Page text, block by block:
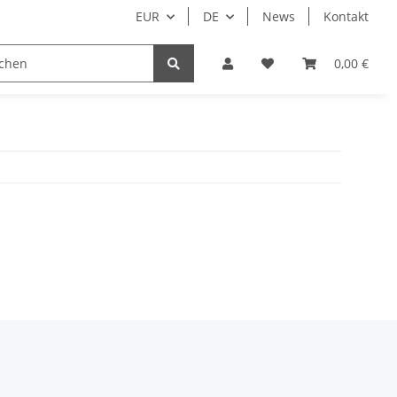
EUR DE News Kontakt
0,00 €